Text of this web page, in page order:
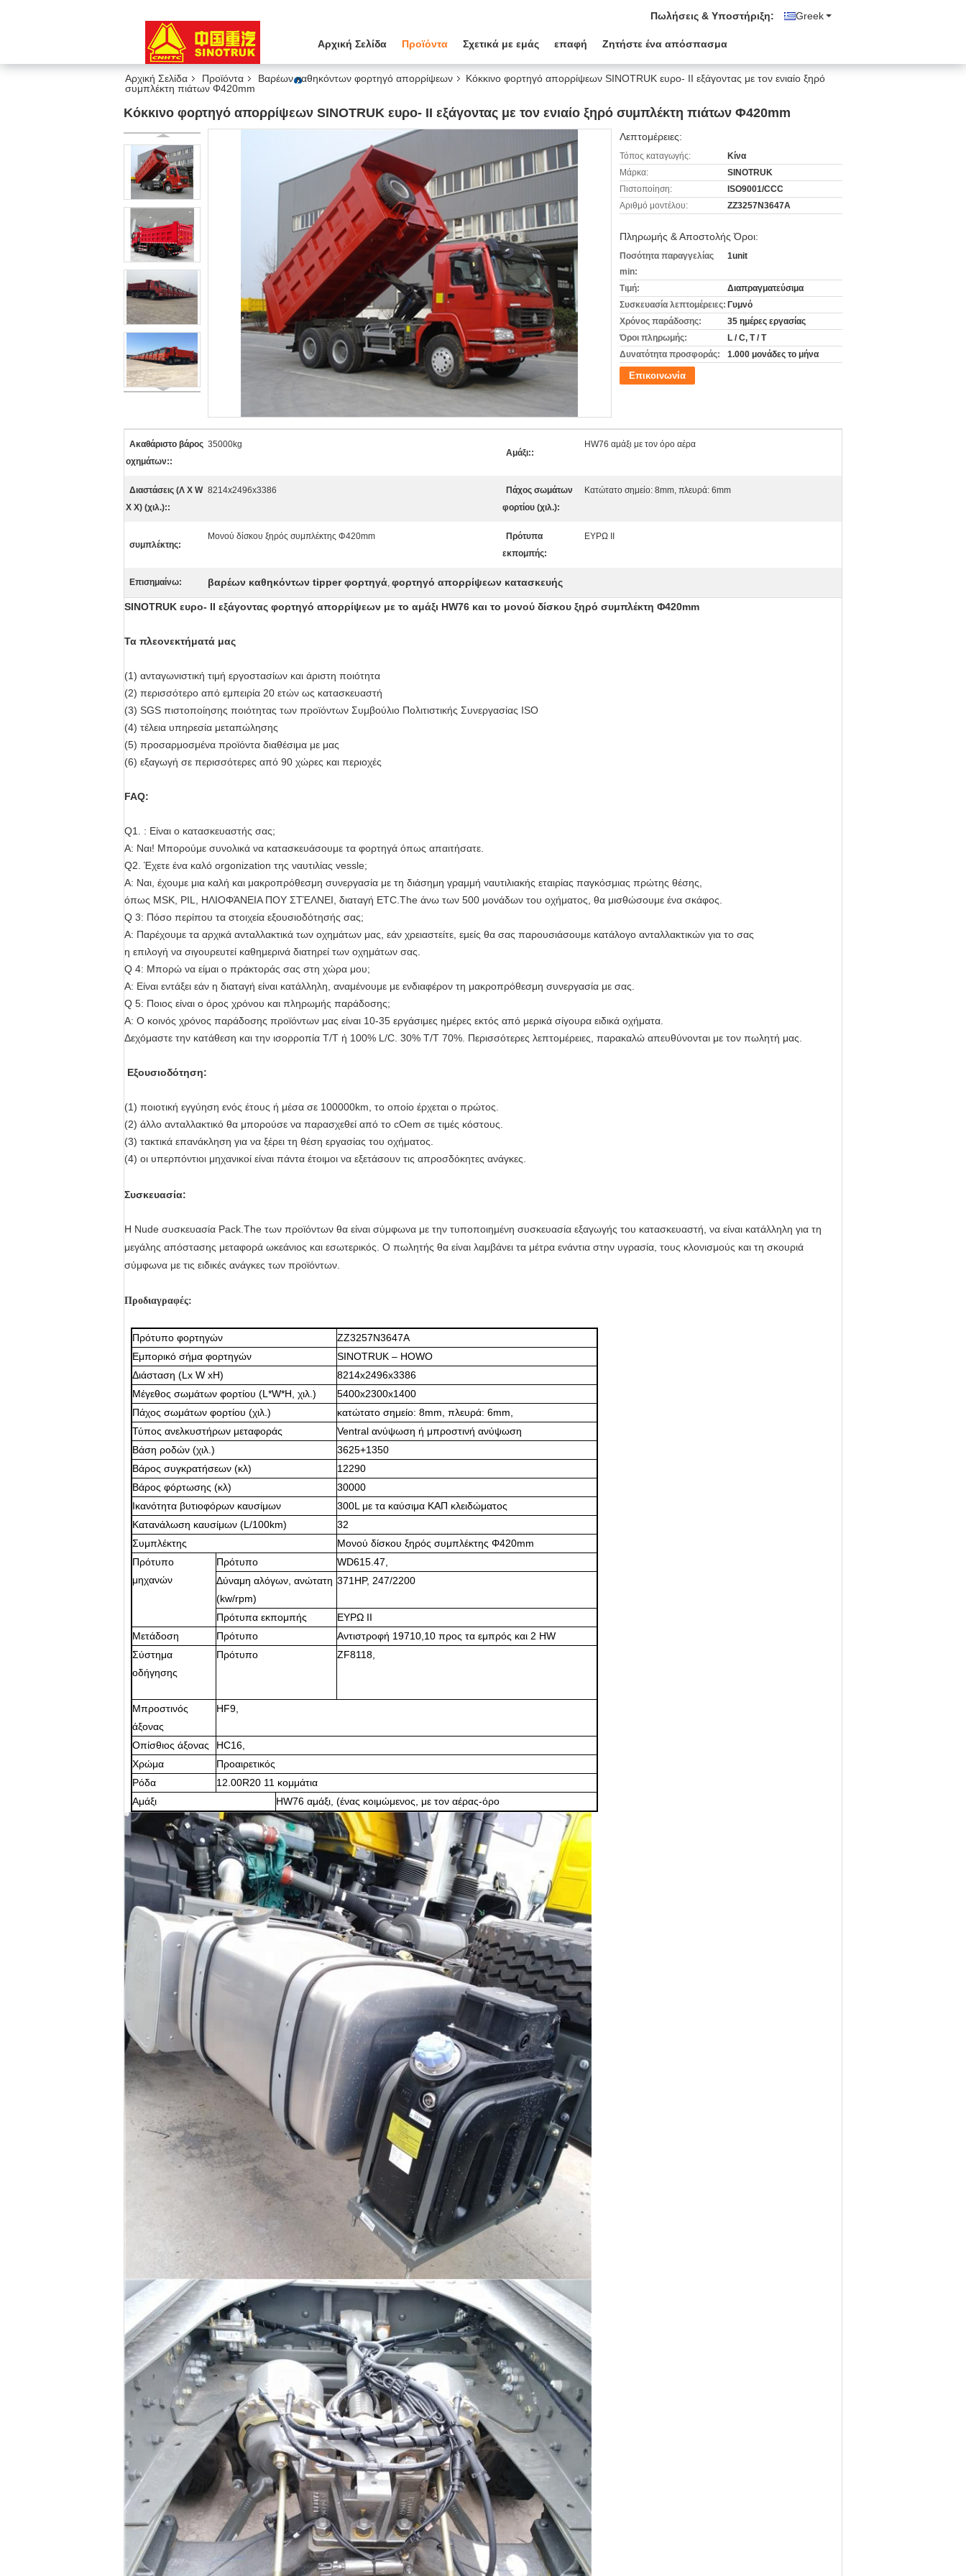
Greek
Πωλήσεις & Υποστήριξη:
Αρχική Σελίδα Προϊόντα Σχετικά με εμάς επαφή Ζητήστε ένα απόσπασμα
Αρχική Σελίδα Προϊόντα Βαρέων καθηκόντων φορτηγό απορρίψεων
Κόκκινο φορτηγό απορρίψεων SINOTRUK ευρο- ΙΙ εξάγοντας με τον ενιαίο ξηρό
συμπλέκτη πιάτων Φ420mm
Κόκκινο φορτηγό απορρίψεων SINOTRUK ευρο- ΙΙ εξάγοντας με τον ενιαίο ξηρό συμπλέκτη πιάτων Φ420mm
Λεπτομέρειες:
Τόπος καταγωγής:
Κίνα
Μάρκα:
SINOTRUK
Πιστοποίηση:
ISO9001/CCC
Αριθμό μοντέλου:
ZZ3257N3647A
Πληρωμής & Αποστολής Όροι:
Ποσότητα παραγγελίας
min:
1unit
Τιμή:
Διαπραγματεύσιμα
Συσκευασία λεπτομέρειες: Γυμνό
Χρόνος παράδοσης:
35 ημέρες εργασίας
Όροι πληρωμής:
L / C, T / T
Δυνατότητα προσφοράς:
1.000 μονάδες το μήνα
Επικοινωνία
Ακαθάριστο βάρος
οχημάτων::
35000kg
Αμάξι::
HW76 αμάξι με τον όρο αέρα
Διαστάσεις (Λ Χ W
Χ Χ) (χιλ.)::
8214x2496x3386
Πάχος σωμάτων
φορτίου (χιλ.):
Κατώτατο σημείο: 8mm, πλευρά: 6mm
συμπλέκτης:
Μονού δίσκου ξηρός συμπλέκτης Φ420mm
Πρότυπα
εκπομπής:
ΕΥΡΩ ΙΙ
Επισημαίνω: βαρέων καθηκόντων tipper φορτηγά, φορτηγό απορρίψεων κατασκευής
SINOTRUK ευρο- ΙΙ εξάγοντας φορτηγό απορρίψεων με το αμάξι HW76 και το μονού δίσκου ξηρό συμπλέκτη Φ420mm
Τα πλεονεκτήματά μας
(1) ανταγωνιστική τιμή εργοστασίων και άριστη ποιότητα
(2) περισσότερο από εμπειρία 20 ετών ως κατασκευαστή
(3) SGS πιστοποίησης ποιότητας των προϊόντων Συμβούλιο Πολιτιστικής Συνεργασίας ISO
(4) τέλεια υπηρεσία μεταπώλησης
(5) προσαρμοσμένα προϊόντα διαθέσιμα με μας
(6) εξαγωγή σε περισσότερες από 90 χώρες και περιοχές
FAQ:
Q1. : Είναι ο κατασκευαστής σας;
Α: Ναι! Μπορούμε συνολικά να κατασκευάσουμε τα φορτηγά όπως απαιτήσατε.
Q2. Έχετε ένα καλό orgonization της ναυτιλίας vessle;
Α: Ναι, έχουμε μια καλή και μακροπρόθεσμη συνεργασία με τη διάσημη γραμμή ναυτιλιακής εταιρίας παγκόσμιας πρώτης θέσης,
όπως MSK, PIL, ΗΛΙΟΦΆΝΕΙΑ ΠΟΥ ΣΤΈΛΝΕΙ, διαταγή ETC.The άνω των 500 μονάδων του οχήματος, θα μισθώσουμε ένα σκάφος.
Q 3: Πόσο περίπου τα στοιχεία εξουσιοδότησής σας;
Α: Παρέχουμε τα αρχικά ανταλλακτικά των οχημάτων μας, εάν χρειαστείτε, εμείς θα σας παρουσιάσουμε κατάλογο ανταλλακτικών για το σας
η επιλογή να σιγουρευτεί καθημερινά διατηρεί των οχημάτων σας.
Q 4: Μπορώ να είμαι ο πράκτοράς σας στη χώρα μου;
Α: Είναι εντάξει εάν η διαταγή είναι κατάλληλη, αναμένουμε με ενδιαφέρον τη μακροπρόθεσμη συνεργασία με σας.
Q 5: Ποιος είναι ο όρος χρόνου και πληρωμής παράδοσης;
Α: Ο κοινός χρόνος παράδοσης προϊόντων μας είναι 10-35 εργάσιμες ημέρες εκτός από μερικά σίγουρα ειδικά οχήματα.
Δεχόμαστε την κατάθεση και την ισορροπία T/T ή 100% L/C. 30% T/T 70%. Περισσότερες λεπτομέρειες, παρακαλώ απευθύνονται με τον πωλητή μας.
Εξουσιοδότηση:
(1) ποιοτική εγγύηση ενός έτους ή μέσα σε 100000km, το οποίο έρχεται ο πρώτος.
(2) άλλο ανταλλακτικό θα μπορούσε να παρασχεθεί από το cOem σε τιμές κόστους.
(3) τακτικά επανάκληση για να ξέρει τη θέση εργασίας του οχήματος.
(4) οι υπερπόντιοι μηχανικοί είναι πάντα έτοιμοι να εξετάσουν τις απροσδόκητες ανάγκες.
Συσκευασία:
Η Nude συσκευασία Pack.The των προϊόντων θα είναι σύμφωνα με την τυποποιημένη συσκευασία εξαγωγής του κατασκευαστή, να είναι κατάλληλη για τη
μεγάλης απόστασης μεταφορά ωκεάνιος και εσωτερικός. Ο πωλητής θα είναι λαμβάνει τα μέτρα ενάντια στην υγρασία, τους κλονισμούς και τη σκουριά
σύμφωνα με τις ειδικές ανάγκες των προϊόντων.
Προδιαγραφές:
Πρότυπο φορτηγών
ZZ3257N3647A
Εμπορικό σήμα φορτηγών
SINOTRUK – HOWO
Διάσταση (Lx W xH)
8214x2496x3386
Μέγεθος σωμάτων φορτίου (L*W*H, χιλ.)
5400x2300x1400
Πάχος σωμάτων φορτίου (χιλ.)
κατώτατο σημείο: 8mm, πλευρά: 6mm,
Τύπος ανελκυστήρων μεταφοράς
Ventral ανύψωση ή μπροστινή ανύψωση
Βάση ροδών (χιλ.)
3625+1350
Βάρος συγκρατήσεων (κλ)
12290
Βάρος φόρτωσης (κλ)
30000
Ικανότητα βυτιοφόρων καυσίμων
300L με τα καύσιμα ΚΑΠ κλειδώματος
Κατανάλωση καυσίμων (L/100km)
32
Συμπλέκτης
Μονού δίσκου ξηρός συμπλέκτης Φ420mm
Πρότυπο
μηχανών
Πρότυπο
WD615.47,
Δύναμη αλόγων, ανώτατη
(kw/rpm)
371HP, 247/2200
Πρότυπα εκπομπής
ΕΥΡΩ ΙΙ
Μετάδοση
Πρότυπο
Αντιστροφή 19710,10 προς τα εμπρός και 2 HW
Σύστημα
οδήγησης
Πρότυπο ZF8118,
Μπροστινός
άξονας
HF9,
Οπίσθιος άξονας
HC16,
Χρώμα
Προαιρετικός
Ρόδα
12.00R20 11 κομμάτια
Αμάξι
HW76 αμάξι, (ένας κοιμώμενος, με τον αέρας-όρο